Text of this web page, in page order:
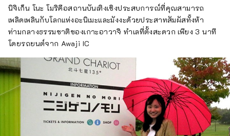
นิจิเก็น โนะ โมริคือสถานบันเทิงเชิงประสบการณ์ที่คุณสามารถ
เพลิดเพลินกับโลกแห่งอะนิเมะและมังงะด้วยประสาทสัมผัสทั้งห้า
ท่ามกลางธรรมชาติของเกาะอาวาจิ ทำเลที่ตั้งสะดวก เพียง 3 นาที
โดยรถยนต์จาก Awaji IC